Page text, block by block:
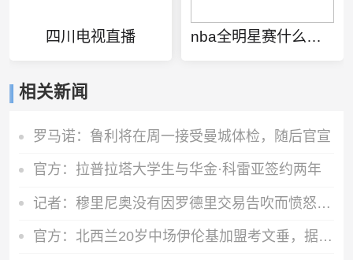
四川电视直播 nba全明星赛什么时候开始
相关新闻
罗马诺：鲁利将在周一接受曼城体检，随后官宣
官方：拉普拉塔大学生与华金·科雷亚签约两年
记者：穆里尼奥没有因罗德里交易告吹而愤怒，他完全信任现有球员
官方：北西兰20岁中场伊伦基加盟考文垂，据悉转会费3000万欧